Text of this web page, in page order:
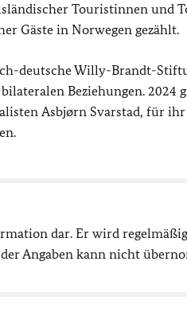
Touristinnen und
Gäste in Norwegen gezählt.
deutsche Willy-Brandt-
Beziehungen.
Asbjørn Svarstad, für ihr
dar. Er wird
Angaben kann nicht